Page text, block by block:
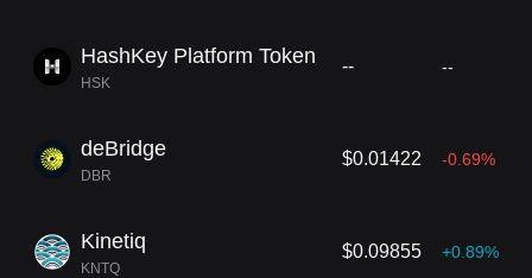
HashKey Platform Token
HSK
-- --
deBridge
DBR
$0.01422 -0.69%
Kinetiq
KNTQ
$0.09855 +0.89%